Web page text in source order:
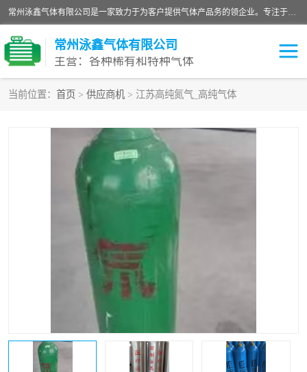
常州泳鑫气体有限公司是一家致力于为客户提供气体产品务的领企业。专注于环氧乙烷剂、环氧乙烷、高纯气体以及稀有和特种气体的研发、生产、销售和配送，产品广泛应用于医疗、电子、科研、化工、食品等多个领域。主要产品有：环氧乙烷灭菌剂，环氧乙烷，高纯氩，氮，氪，氙，氖，氘，笑，氦，氢，氧等各种稀有和特种气体。
常州泳鑫气体有限公司
主营：各种稀有和特种气体
当前位置： 首页 > 供应商机 > 江苏高纯氮气_高纯气体
环氧乙烷灭菌剂 高纯氩气